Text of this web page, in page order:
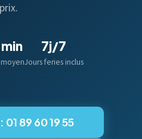
prix.
7j/7
Jours feries inclus
89 60 19 55